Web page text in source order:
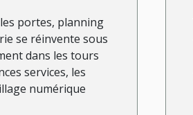
portes, planning
se réinvente sous
dans les tours
services, les
numérique